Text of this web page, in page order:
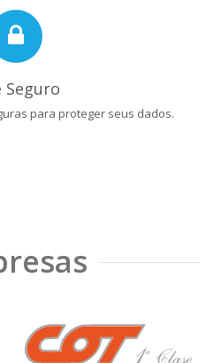
Seguro
para proteger seus dados.
❯